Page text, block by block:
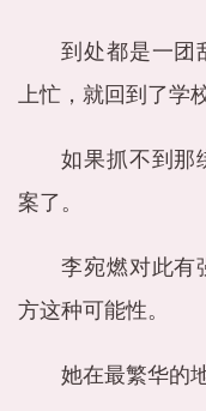
到处都是一团
上忙，就回到了学校
如果抓不到那
案了。
李宛燃对此有
方这种可能性。
她在最繁华的